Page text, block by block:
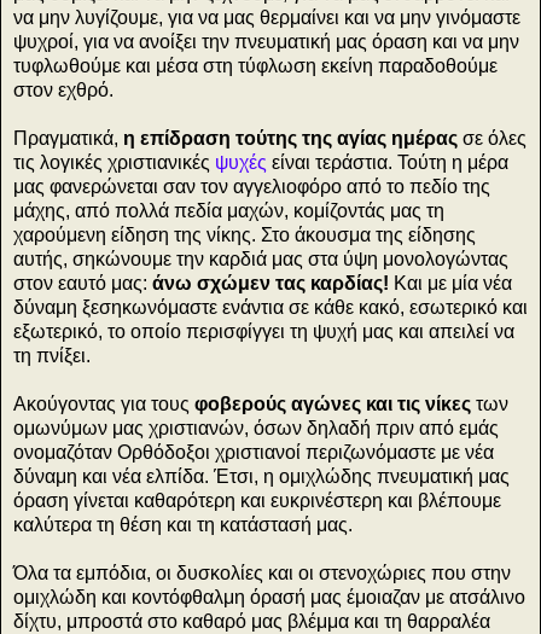
να μην λυγίζουμε, για να μας θερμαίνει και να μην γινόμαστε
ψυχροί, για να ανοίξει την πνευματική μας όραση και να μην
τυφλωθούμε και μέσα στη τύφλωση εκείνη παραδοθούμε
στον εχθρό.
Πραγματικά, η επίδραση τούτης της αγίας ημέρας σε όλες
τις λογικές χριστιανικές ψυχές είναι τεράστια. Τούτη η μέρα
μας φανερώνεται σαν τον αγγελιοφόρο από το πεδίο της
μάχης, από πολλά πεδία μαχών, κομίζοντάς μας τη
χαρούμενη είδηση της νίκης. Στο άκουσμα της είδησης
αυτής, σηκώνουμε την καρδιά μας στα ύψη μονολογώντας
στον εαυτό μας: άνω σχώμεν τας καρδίας! Και με μία νέα
δύναμη ξεσηκωνόμαστε ενάντια σε κάθε κακό, εσωτερικό και
εξωτερικό, το οποίο περισφίγγει τη ψυχή μας και απειλεί να
τη πνίξει.
Ακούγοντας για τους φοβερούς αγώνες και τις νίκες των
ομωνύμων μας χριστιανών, όσων δηλαδή πριν από εμάς
ονομαζόταν Ορθόδοξοι χριστιανοί περιζωνόμαστε με νέα
δύναμη και νέα ελπίδα. Έτσι, η ομιχλώδης πνευματική μας
όραση γίνεται καθαρότερη και ευκρινέστερη και βλέπουμε
καλύτερα τη θέση και τη κατάστασή μας.
Όλα τα εμπόδια, οι δυσκολίες και οι στενοχώριες που στην
ομιχλώδη και κοντόφθαλμη όρασή μας έμοιαζαν με ατσάλινο
δίχτυ, μπροστά στο καθαρό μας βλέμμα και τη θαρραλέα